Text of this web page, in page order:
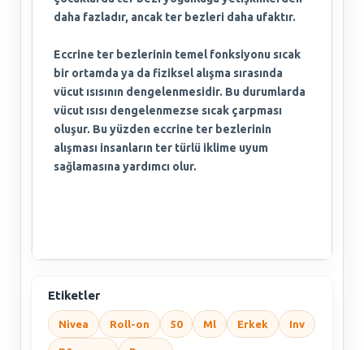
daha fazladır, ancak ter bezleri daha ufaktır.
Eccrine ter bezlerinin temel fonksiyonu sıcak
bir ortamda ya da fiziksel alışma sırasında
vücut ısısının dengelenmesidir. Bu durumlarda
vücut ısısı dengelenmezse sıcak çarpması
oluşur. Bu yüzden eccrine ter bezlerinin
alışması insanların ter türlü iklime uyum
sağlamasına yardımcı olur.
Etiketler
Nivea Roll-on 50 Ml Erkek Inv